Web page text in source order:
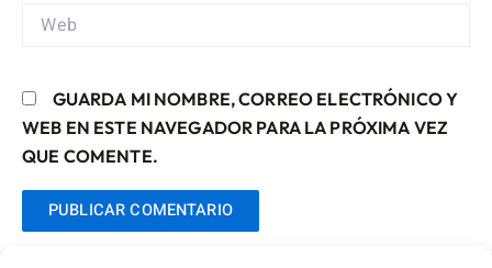
WEB
GUARDA MI NOMBRE, CORREO ELECTRÓNICO Y
WEB EN ESTE NAVEGADOR PARA LA PRÓXIMA VEZ
QUE COMENTE.